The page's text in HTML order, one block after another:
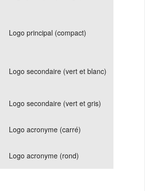
Logo principal (compact)
Logo secondaire (vert et blanc)
Logo secondaire (vert et gris)
Logo acronyme (carré)
Logo acronyme (rond)